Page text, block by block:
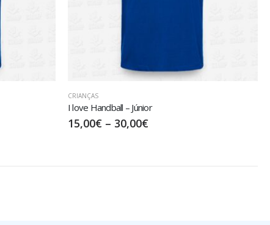
CRIANÇAS
I love Handball – Júnior
15,00€– 30,00€